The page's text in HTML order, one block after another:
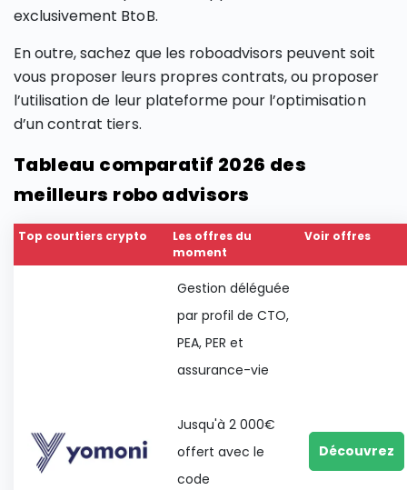
exclusivement BtoB.
En outre, sachez que les roboadvisors peuvent soit
vous proposer leurs propres contrats, ou proposer
l’utilisation de leur plateforme pour l’optimisation
d’un contrat tiers.
Tableau comparatif 2026 des
meilleurs robo advisors
Top courtiers crypto
Les offres du
moment
Voir offres
Gestion déléguée
par profil de CTO,
PEA, PER et
assurance-vie
Jusqu'à 2 000€
offert avec le
code
Découvrez